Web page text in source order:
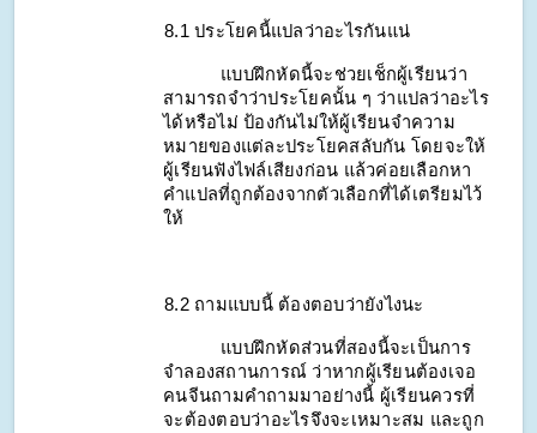
8.1 ประโยคนี้แปลว่าอะไรกันแน่
แบบฝึกหัดนี้จะช่วยเช็กผู้เรียนว่า
สามารถจำว่าประโยคนั้น ๆ ว่าแปลว่าอะไร
ได้หรือไม่ ป้องกันไม่ให้ผู้เรียนจำความ
หมายของแต่ละประโยคสลับกัน โดยจะให้
ผู้เรียนฟังไฟล์เสียงก่อน แล้วค่อยเลือกหา
คำแปลที่ถูกต้องจากตัวเลือกที่ได้เตรียมไว้
ให้
8.2 ถามแบบนี้ ต้องตอบว่ายังไงนะ
แบบฝึกหัดส่วนที่สองนี้จะเป็นการ
จำลองสถานการณ์ ว่าหากผู้เรียนต้องเจอ
คนจีนถามคำถามมาอย่างนี้ ผู้เรียนควรที่
จะต้องตอบว่าอะไรจึงจะเหมาะสม และถูก